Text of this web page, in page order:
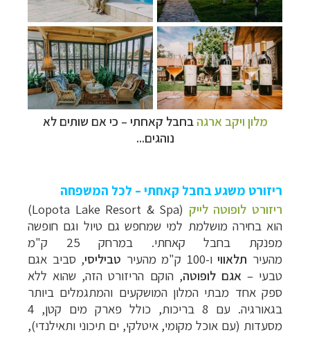
מלון ויקב ארגה בחבל קאחתי – כי אם שותים לא
נוהגים...
ריזורט משגע בחבל קאחתי – לכל המשפחה
ריזורט לופוטה לייק
(Lopota Lake Resort & Spa)
הוא בחירה מושלמת למי שמחפש גם טיול וגם חופשה
מפנקת בחבל קאחתי. במרחק 25 ק"מ
מהעיר תלאוויו-100 ק"מ מהעיר טביליסי, סביב אגם
טבעי – אגם לופוטה, הוקם הריזורט הזה, שהוא ללא
ספק אחד מבתי המלון המושקעים והמתגמלים ביותר
בגאורגיה. עם 8 בריכות, כולל פארק מים קטן, 4
מסעדות (עם אוכל מקומי, איטלקי, ים תיכוני ותאילנדי),